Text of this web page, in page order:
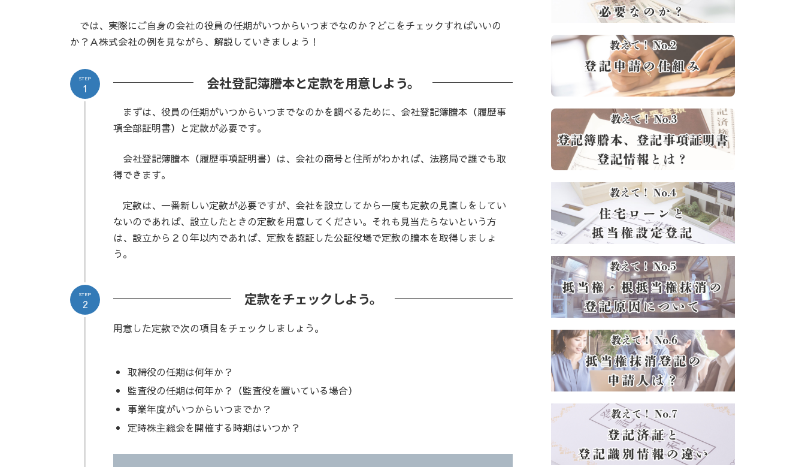
では、実際にご自身の会社の役員の任期がいつからいつまでなのか？どこをチェックすればいいの
か？Ａ株式会社の例を見ながら、解説していきましょう！
会社登記簿謄本と定款を用意しよう。
まずは、役員の任期がいつからいつまでなのかを調べるために、会社登記簿謄本（履歴事
項全部証明書）と定款が必要です。
会社登記簿謄本（履歴事項証明書）は、会社の商号と住所がわかれば、法務局で誰でも取
得できます。
定款は、一番新しい定款が必要ですが、会社を設立してから一度も定款の見直しをしてい
ないのであれば、設立したときの定款を用意してください。それも見当たらないという方
は、設立から２０年以内であれば、定款を認証した公証役場で定款の謄本を取得しましょ
う。
STEP
1
定款をチェックしよう。
用意した定款で次の項目をチェックしましょう。
取締役の任期は何年か？
監査役の任期は何年か？（監査役を置いている場合）
事業年度がいつからいつまでか？
定時株主総会を開催する時期はいつか？
STEP
2